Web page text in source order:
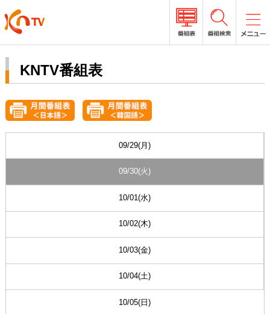
KNTV番組表
09/29(月)
09/30(火)
10/01(水)
10/02(木)
10/03(金)
10/04(土)
10/05(日)